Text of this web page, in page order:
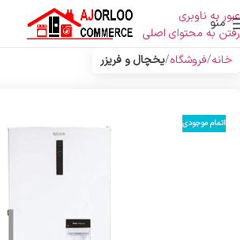
عبور به ناوبری
رفتن به محتوای اصلی
منو
خانه فروشگاه یخچال و فریزر
اتمام موجودی